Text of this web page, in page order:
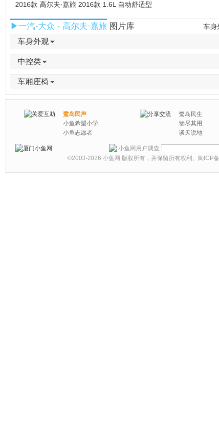
2016款 高尔夫·嘉旅 2016款 1.6L 自动舒适型
车身
▶一汽-大众 - 高尔夫·嘉旅 图片库
车身外观
中控类
车厢座椅
鹭岛民声
小鱼希望小学
小鱼志愿者
鹭岛民生
物尽其用
谈天说地
小鱼网用户调查
©2003-2026 小鱼网 版权所有，并保留所有权利。 闽ICP